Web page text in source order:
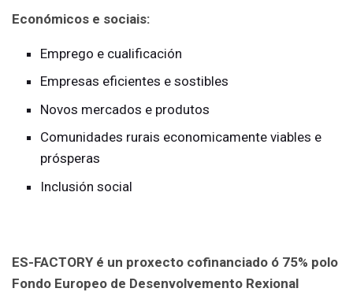
Económicos e sociais:
Emprego e cualificación
Empresas eficientes e sostibles
Novos mercados e produtos
Comunidades rurais economicamente viables e
prósperas
Inclusión social
ES-FACTORY é un proxecto cofinanciado ó 75% polo
Fondo Europeo de Desenvolvemento Rexional